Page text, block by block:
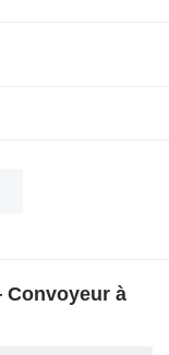
à